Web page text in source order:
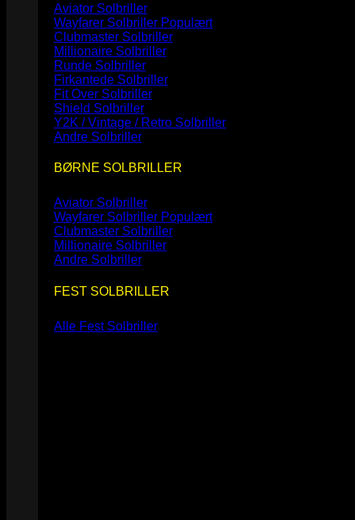
Aviator Solbriller
Wayfarer Solbriller
Clubmaster Solbriller
Millionaire Solbriller
Runde Solbriller
Firkantede Solbriller
Fit Over Solbriller
Shield Solbriller
Y2K / Vintage / Retro Solbriller
Andre Solbriller
BØRNE SOLBRILLER
Aviator Solbriller
Wayfarer Solbriller
Clubmaster Solbriller
Millionaire Solbriller
Andre Solbriller
FEST SOLBRILLER
Alle Fest Solbriller